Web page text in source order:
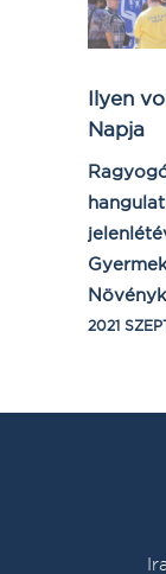
Ilyen
Napja
2021